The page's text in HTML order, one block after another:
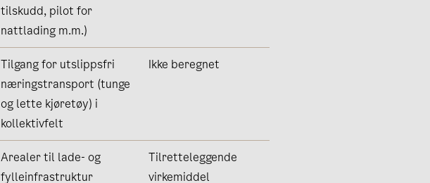
tilskudd, pilot for
nattlading m.m.)
Tilgang for utslippsfri
næringstransport (tunge
og lette kjøretøy) i
kollektivfelt
Ikke beregnet
Arealer til lade- og
fylleinfrastruktur
Tilretteleggende
virkemiddel